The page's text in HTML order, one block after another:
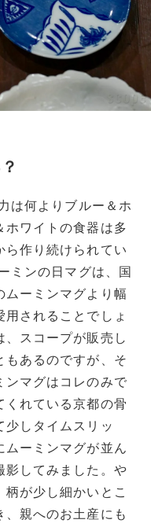
は何よりブルー＆ホ
ホワイトの食器は多
ら作り続けられてい
ミンの日マグは、国
ムーミンマグより幅
されることでしょ
、スコープが販売し
もあるのですが、そ
ンマグはコレのみで
くれている京都の骨
少しタイムスリッ
ムーミンマグが並ん
影してみました。や
が少し細かいとこ
、親へのお土産にも